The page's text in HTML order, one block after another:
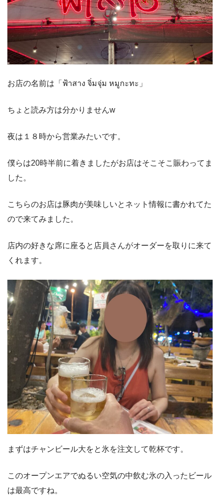
お店の名前は「ฟ้าสาง จิ่มจุ่ม หมูกะทะ」
ちょと読み方は分かりませんw
夜は１８時から営業みたいです。
僕らは20時半前に着きましたがお店はそこそこ賑わってま
した。
こちらのお店は豚肉が美味しいとネット情報に書かれてた
ので来てみました。
店内の好きな席に座ると店員さんがオーダーを取りに来て
くれます。
まずはチャンビール大をと氷を注文して乾杯です。
このオープンエアでぬるい空気の中飲む氷の入ったビール
は最高ですね。